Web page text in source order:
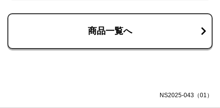
商品一覧へ
NS2025-043（01）